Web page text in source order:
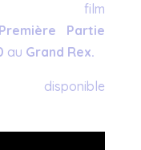
film
Première Partie
au Grand Rex.